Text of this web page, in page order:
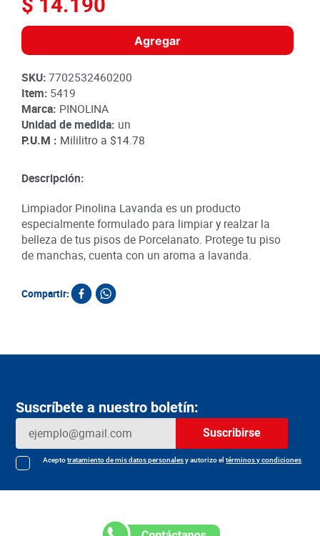
Agregar
SKU:7702532460200
Item: 5419
Marca: PINOLINA
Unidad de medida: un
P.U.M : Mililitro a $14.78
Descripción:
Limpiador Pinolina Lavanda es un producto
especialmente formulado para limpiar y realzar la
belleza de tus pisos de Porcelanato. Protege tu piso
de manchas, cuenta con un aroma a lavanda.
Compartir:
Suscríbete a nuestro boletín:
Suscribirse
Aceptotratamiento de mis datos personalesy autorizo eltérminos y condiciones